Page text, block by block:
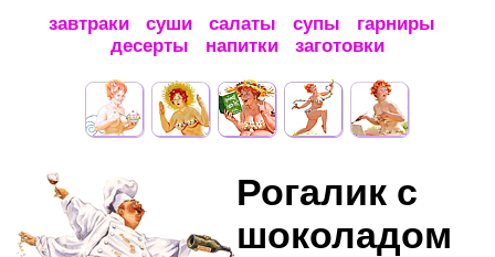
завтраки суши салаты супы
гарниры
десерты
напитки заготовки
Рогалик с
шоколадом